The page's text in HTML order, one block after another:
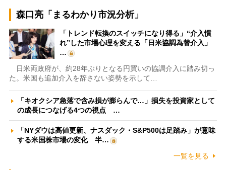
森口亮「まるわかり市況分析」
「トレンド転換のスイッチになり得る」“介入慣
れ”した市場心理を変える「日米協調為替介入」
…
日米両政府が、約28年ぶりとなる円買いの協調介入に踏み切っ
た。米国も追加介入を辞さない姿勢を示して…
「キオクシア急落で含み損が膨らんで…」損失を投資家として
の成長につなげる4つの視点 …
「NYダウは高値更新、ナスダック・S&P500は足踏み」が意味
する米国株市場の変化 半…
一覧を見る